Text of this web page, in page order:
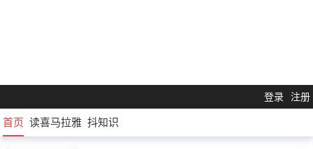
登录 注册
首页 读喜马拉雅 抖知识